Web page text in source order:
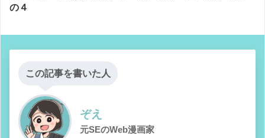
の４
この記事を書いた人
ぞえ
元SEのWeb漫画家